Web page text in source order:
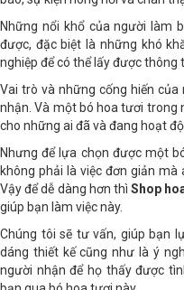
báo, sự kiện nóng hổi và chân
Những nổi khổ của người làm
được, đặc biệt là những khó
nghiệp để có thể lấy được
Vai trò và những cống hiến
nhận. Và một bó hoa tươi trong
cho những ai đã và đang hoạt
Nhưng để lựa chọn được một
không phải là việc đơn giản
Vậy để dễ dàng hơn thì
Shop
giúp bạn làm việc này.
Chúng tôi sẽ tư vấn, giúp bạn
dáng thiết kế cũng như là ý
người nhận để họ thấy được